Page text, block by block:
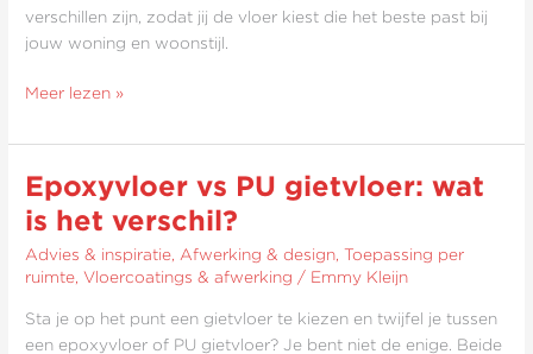
verschillen zijn, zodat jij de vloer kiest die het beste past bij
jouw woning en woonstijl.
Meer lezen »
Epoxyvloer vs PU gietvloer: wat
is het verschil?
Advies & inspiratie, Afwerking & design,Toepassing per
ruimte,Vloercoatings & afwerking / Emmy Kleijn
Sta je op het punt een gietvloer te kiezen en twijfel je tussen
een epoxyvloer of PU gietvloer? Je bent niet de enige. Beide
Epoxyvloer
vs
PU
gietvloer:
wat
is